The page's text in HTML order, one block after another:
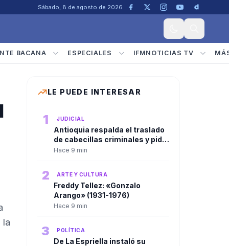
Sábado, 8 de agosto de 2026
BACANA ESPECIALES IFMNOTICIAS TV
la
LE PUEDE INTERESAR
1 JUDICIAL
Antioquia respalda el traslado
de cabecillas criminales y pide
mantener la presión contra las
Hace 9 min
2 ARTE Y CULTURA
Freddy Tellez: «Gonzalo
Arango» (1931-1976)
Hace 9 min
3 POLÍTICA
De La Espriella instaló su